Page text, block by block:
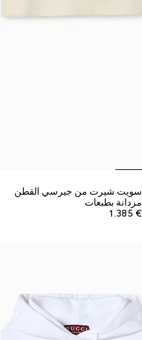
سويت شيرت من جيرسي القطن
مزدانة بطبعات
€ 1.385